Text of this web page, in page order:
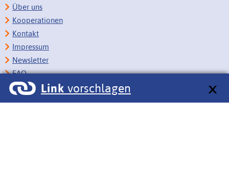
Link vorschlagen
Über uns
Kooperationen
Kontakt
Impressum
Newsletter
FAQ
Copyright